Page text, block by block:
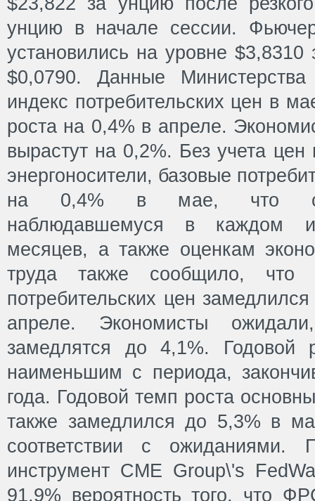
унцию в начале сессии.
установились на уровне
$0,0790. Данные
индекс потребительских цен в
роста на 0,4% в апреле.
вырастут на 0,2%. Без учета
энергоносители, базовые
на 0,4% в мае, что
наблюдавшемуся в каждом
месяцев, а также оценкам
труда также сообщило, что
потребительских цен
апреле. Экономисты
замедлятся до 4,1%.
наименьшим с периода,
года. Годовой темп роста
также замедлился до 5,3% в
соответствии с ожиданиями.
инструмент CME Group\'s
91,9% вероятность того, что